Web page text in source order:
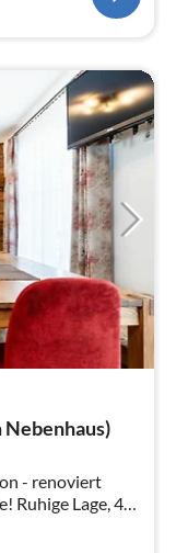
- renoviert
Wandern.